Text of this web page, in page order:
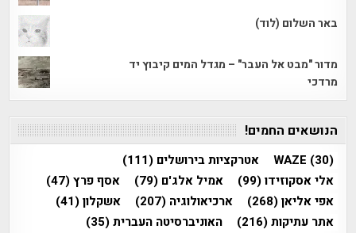
באר השלום (לוד)
מדור "מבט אל העבר" – מגדל המים קיבוץ יד
מרדכי
הנושאים החמים!
WAZE (30) אטרקציות בירושלים (111)
אלי אסקוזידו(99) אמיל אלג'ם (79) אסף פרץ(47)
אפי אליאן(268) ארכיאולוגיה (207) אשקלון(41)
אתר עתיקות(216) האוניברסיטה העברית(35)